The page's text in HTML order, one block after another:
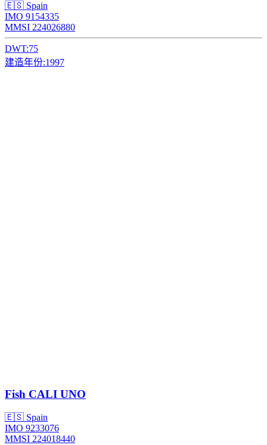
🇪🇸 Spain
IMO 9154335
MMSI 224026880
DWT:75
建造年份:1997
Fish CALI UNO
🇪🇸 Spain
IMO 9233076
MMSI 224018440